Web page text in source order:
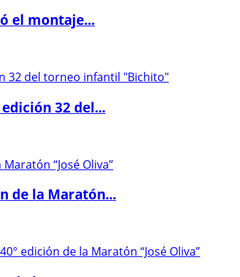
el montaje...
32 del...
de la Maratón...